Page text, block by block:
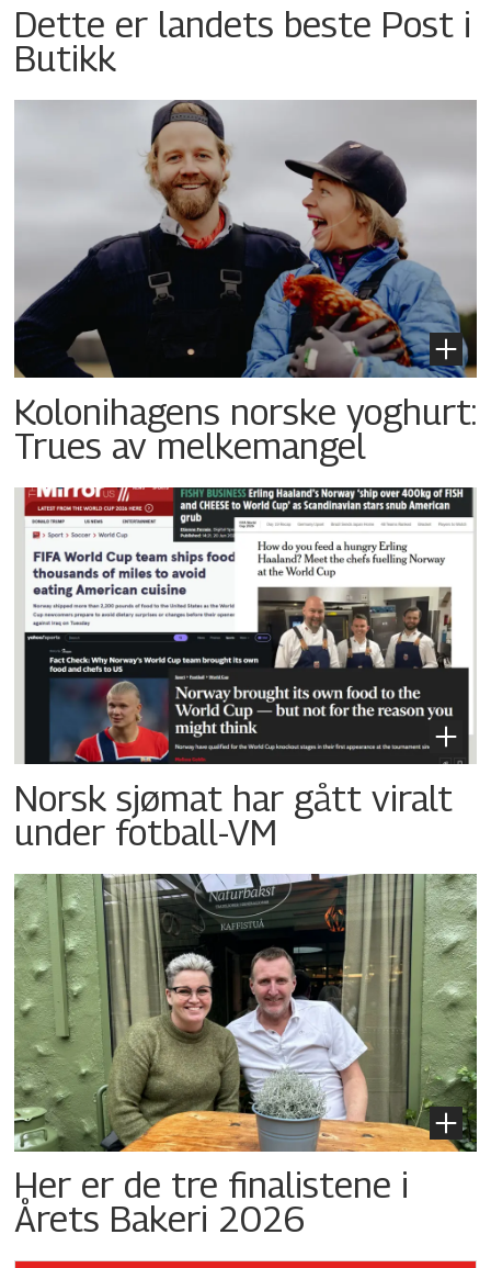
Dette er landets beste Post i
Butikk
Kolonihagens norske yoghurt:
Trues av melkemangel
Norsk sjømat har gått viralt
under fotball-VM
Her er de tre finalistene i
Årets Bakeri 2026